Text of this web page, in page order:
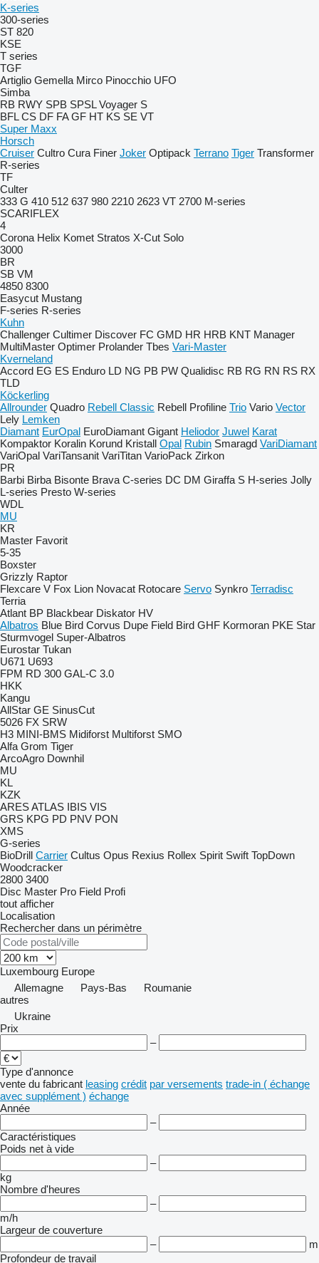
K-series
300-series
ST 820
KSE
T series
TGF
Artiglio Gemella Mirco Pinocchio UFO
Simba
RB RWY SPB SPSL Voyager S
BFL CS DF FA GF HT KS SE VT
Super Maxx
Horsch
Cruiser Cultro Cura Finer Joker Optipack Terrano Tiger Transformer
R-series
TF
Culter
333 G 410 512 637 980 2210 2623 VT 2700 M-series
SCARIFLEX
4
Corona Helix Komet Stratos X-Cut Solo
3000
BR
SB VM
4850 8300
Easycut Mustang
F-series R-series
Kuhn
Challenger Cultimer Discover FC GMD HR HRB KNT Manager
MultiMaster Optimer Prolander Tbes Vari-Master
Kverneland
Accord EG ES Enduro LD NG PB PW Qualidisc RB RG RN RS RX
TLD
Köckerling
Allrounder Quadro Rebell Classic Rebell Profiline Trio Vario Vector
Lely Lemken
Diamant EurOpal EuroDiamant Gigant Heliodor Juwel Karat
Kompaktor Koralin Korund Kristall Opal Rubin Smaragd VariDiamant
VariOpal VariTansanit VariTitan VarioPack Zirkon
PR
Barbi Birba Bisonte Brava C-series DC DM Giraffa S H-series Jolly
L-series Presto W-series
WDL
MU
KR
Master Favorit
5-35
Boxster
Grizzly Raptor
Flexcare V Fox Lion Novacat Rotocare Servo Synkro Terradisc
Terria
Atlant BP Blackbear Diskator HV
Albatros Blue Bird Corvus Dupe Field Bird GHF Kormoran PKE Star
Sturmvogel Super-Albatros
Eurostar Tukan
U671 U693
FPM RD 300 GAL-C 3.0
HKK
Kangu
AllStar GE SinusCut
5026 FX SRW
H3 MINI-BMS Midiforst Multiforst SMO
Alfa Grom Tiger
ArcoAgro Downhil
MU
KL
KZK
ARESATLAS IBIS VIS
GRS KPG PD PNV PON
XMS
G-series
BioDrill Carrier Cultus Opus Rexius Rollex Spirit Swift TopDown
Woodcracker
2800 3400
Disc Master Pro Field Profi
tout afficher
Localisation
Rechercher dans un périmètre
Luxembourg Europe
Allemagne
Pays-Bas
Roumanie
autres
Ukraine
Prix
–
Type d'annonce
vente du fabricant leasing crédit par versements trade-in ( échange
avec supplément ) échange
Année
–
Caractéristiques
Poids net à vide
–
kg
Nombre d'heures
–
m/h
Largeur de couverture
–
m
Profondeur de travail